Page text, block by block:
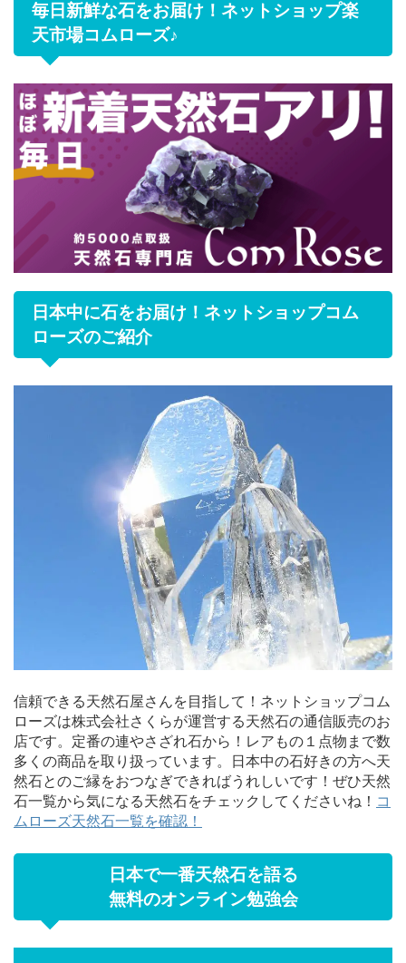
毎日新鮮な石をお届け！ネットショップ楽
天市場コムローズ♪
日本中に石をお届け！ネットショップコム
ローズのご紹介
信頼できる天然石屋さんを目指して！ネットショップコム
ローズは株式会社さくらが運営する天然石の通信販売のお
店です。定番の連やさざれ石から！レアもの１点物まで数
多くの商品を取り扱っています。日本中の石好きの方へ天
然石とのご縁をおつなぎできればうれしいです！ぜひ天然
石一覧から気になる天然石をチェックしてくださいね！ コ
ムローズ天然石一覧を確認！
日本で一番天然石を語る
無料のオンライン勉強会